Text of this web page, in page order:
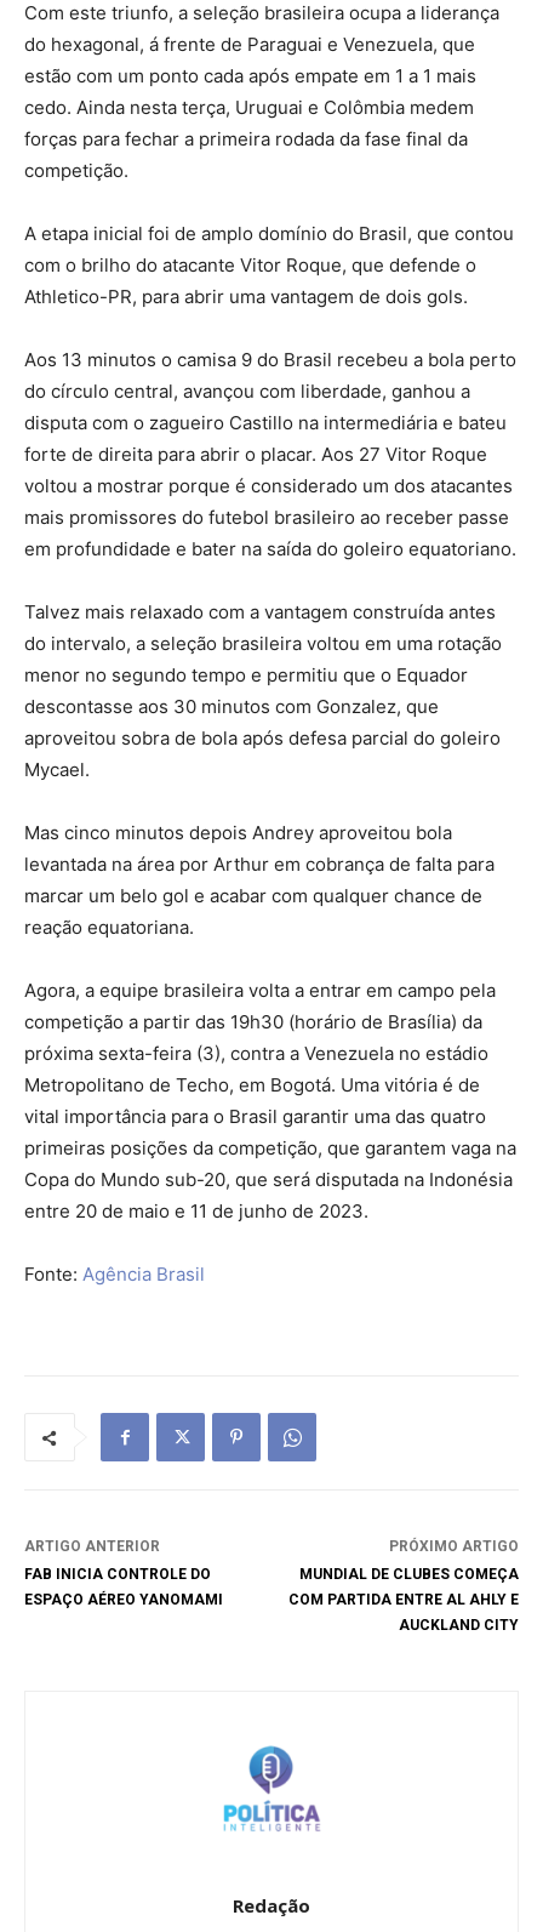
Com este triunfo, a seleção brasileira ocupa a liderança
do hexagonal, á frente de Paraguai e Venezuela, que
estão com um ponto cada após empate em 1 a 1 mais
cedo. Ainda nesta terça, Uruguai e Colômbia medem
forças para fechar a primeira rodada da fase final da
competição.
A etapa inicial foi de amplo domínio do Brasil, que contou
com o brilho do atacante Vitor Roque, que defende o
Athletico-PR, para abrir uma vantagem de dois gols.
Aos 13 minutos o camisa 9 do Brasil recebeu a bola perto
do círculo central, avançou com liberdade, ganhou a
disputa com o zagueiro Castillo na intermediária e bateu
forte de direita para abrir o placar. Aos 27 Vitor Roque
voltou a mostrar porque é considerado um dos atacantes
mais promissores do futebol brasileiro ao receber passe
em profundidade e bater na saída do goleiro equatoriano.
Talvez mais relaxado com a vantagem construída antes
do intervalo, a seleção brasileira voltou em uma rotação
menor no segundo tempo e permitiu que o Equador
descontasse aos 30 minutos com Gonzalez, que
aproveitou sobra de bola após defesa parcial do goleiro
Mycael.
Mas cinco minutos depois Andrey aproveitou bola
levantada na área por Arthur em cobrança de falta para
marcar um belo gol e acabar com qualquer chance de
reação equatoriana.
Agora, a equipe brasileira volta a entrar em campo pela
competição a partir das 19h30 (horário de Brasília) da
próxima sexta-feira (3), contra a Venezuela no estádio
Metropolitano de Techo, em Bogotá. Uma vitória é de
vital importância para o Brasil garantir uma das quatro
primeiras posições da competição, que garantem vaga na
Copa do Mundo sub-20, que será disputada na Indonésia
entre 20 de maio e 11 de junho de 2023.
Fonte: Agência Brasil
ARTIGO ANTERIOR
FAB INICIA CONTROLE DO
ESPAÇO AÉREO YANOMAMI
PRÓXIMO ARTIGO
MUNDIAL DE CLUBES COMEÇA
COM PARTIDA ENTRE AL AHLY E
AUCKLAND CITY
Redação